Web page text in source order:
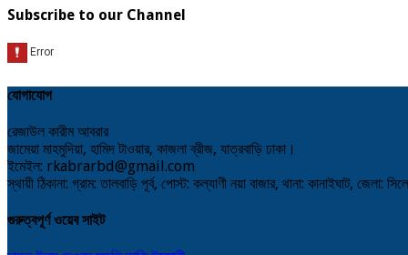
Subscribe to our Channel
যোগাযোগ
রেজাউল কারীম আবরার
জামেয়া মাহমুদিয়া, হামিদ টাওয়ার, কাজলা ব্রীজ, যাত্রবাড়ি ঢাকা।
ইমেইল: rkabrarbd@gmail.com
স্থায়ী ঠিকানা: গ্রাম: তালবাড়ি পূর্ব, পোস্ট: কল্যাণী নয়া বাজার, থানা: কানাইঘাট, জেলা:
গুরুত্বপূর্ণ ওয়েব সাইট